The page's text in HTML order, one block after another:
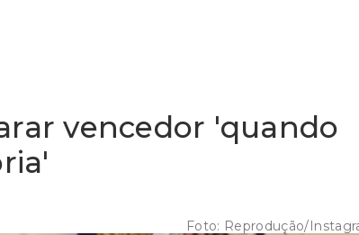
vencedor 'quando
Foto: Reprodução/